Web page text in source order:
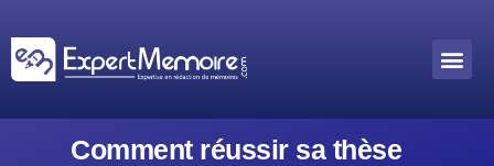
au
contenu
Comment réussir sa thèse